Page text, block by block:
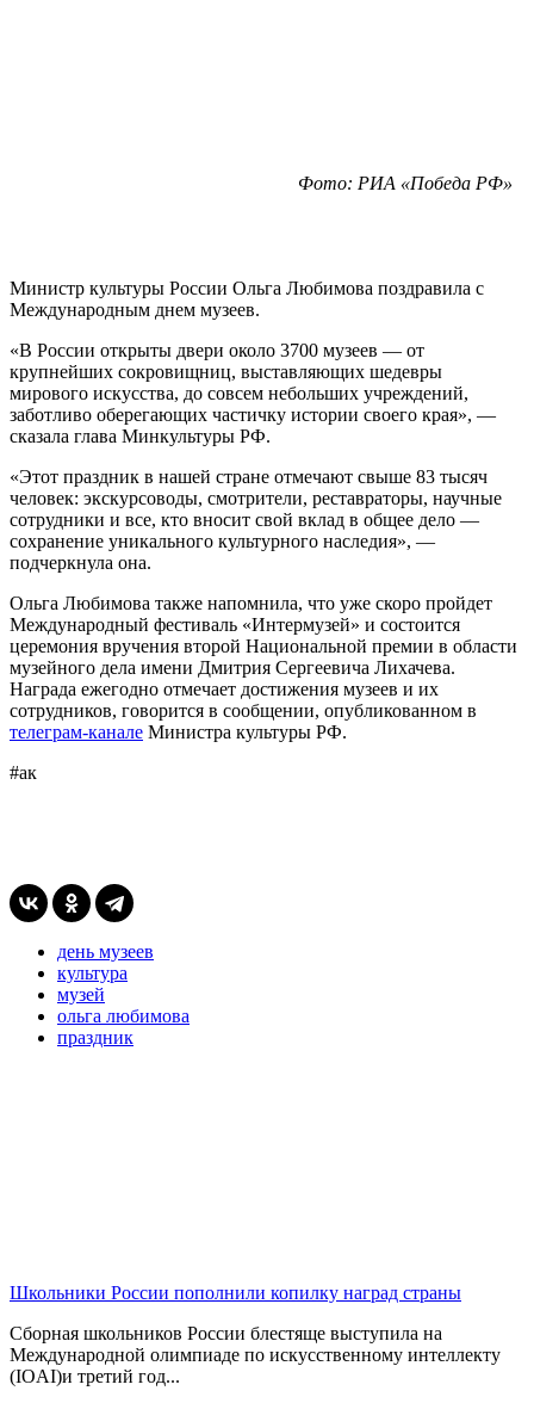
Фото: РИА «Победа РФ»
Министр культуры России Ольга Любимова поздравила с
Международным днем музеев.
«В России открыты двери около 3700 музеев — от
крупнейших сокровищниц, выставляющих шедевры
мирового искусства, до совсем небольших учреждений,
заботливо оберегающих частичку истории своего края», —
сказала глава Минкультуры РФ.
«Этот праздник в нашей стране отмечают свыше 83 тысяч
человек: экскурсоводы, смотрители, реставраторы, научные
сотрудники и все, кто вносит свой вклад в общее дело —
сохранение уникального культурного наследия», —
подчеркнула она.
Ольга Любимова также напомнила, что уже скоро пройдет
Международный фестиваль «Интермузей» и состоится
церемония вручения второй Национальной премии в области
музейного дела имени Дмитрия Сергеевича Лихачева.
Награда ежегодно отмечает достижения музеев и их
сотрудников, говорится в сообщении, опубликованном в
телеграм-канале Министра культуры РФ.
#ак
день музеев
культура
музей
ольга любимова
праздник
Школьники России пополнили копилку наград страны
Сборная школьников России блестяще выступила на
Международной олимпиаде по искусственному интеллекту
(IOAI)и третий год...